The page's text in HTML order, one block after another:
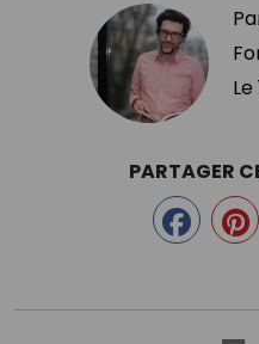
Le
PARTAGER